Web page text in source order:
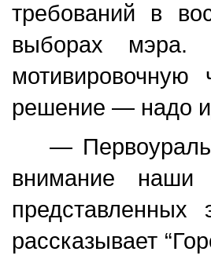
требований в
выборах мэра.
решение — надо
—
внимание наши
рассказывает